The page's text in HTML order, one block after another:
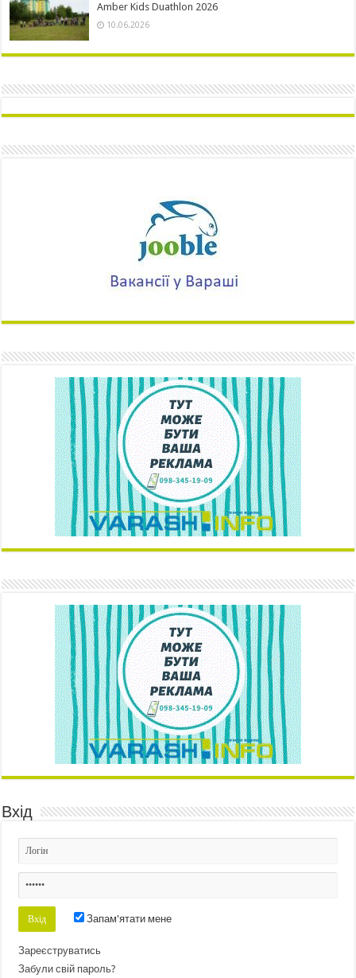
Amber Kids Duathlon 2026
10.06.2026
Вхід
Запам'ятати мене
Зареєструватись
Забули свій пароль?